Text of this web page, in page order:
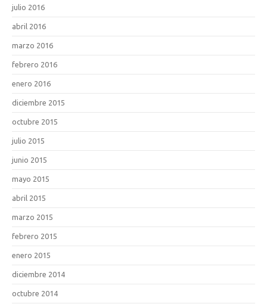
julio 2016
abril 2016
marzo 2016
febrero 2016
enero 2016
diciembre 2015
octubre 2015
julio 2015
junio 2015
mayo 2015
abril 2015
marzo 2015
febrero 2015
enero 2015
diciembre 2014
octubre 2014